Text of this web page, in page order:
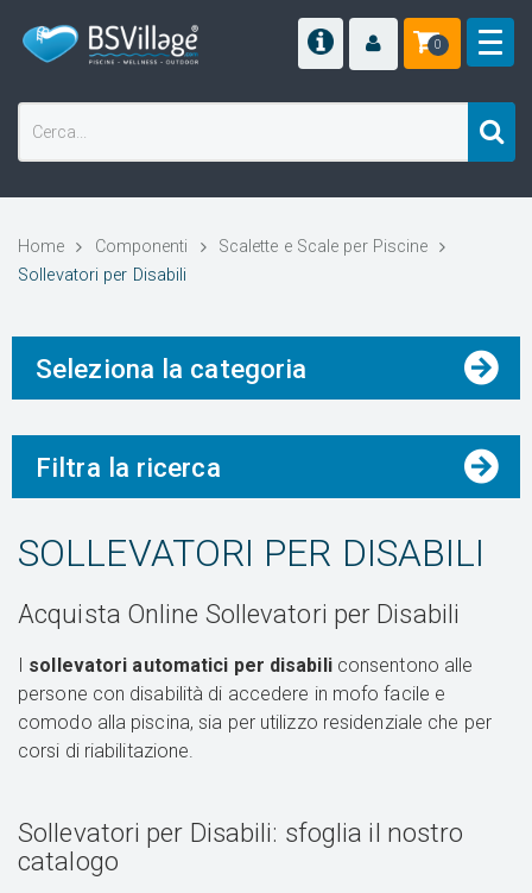
0
Home Componenti
Scalette e Scale per Piscine
Sollevatori per Disabili
Seleziona la categoria
Filtra la ricerca
SOLLEVATORI PER DISABILI
Acquista Online Sollevatori per Disabili
sollevatori automatici per disabiliconsentono alle
persone con disabilità di accedere in mofo facile e
comodo alla piscina, sia per utilizzo residenziale che per
corsi di riabilitazione.
Sollevatori per Disabili: sfoglia il nostro
catalogo